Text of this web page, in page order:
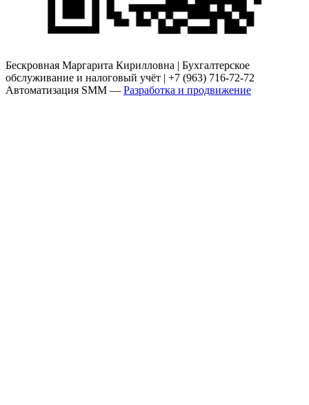
Бескровная Маргарита Кирилловна | Бухгалтерское
обслуживание и налоговый учёт | +7 (963) 716-72-72
Автоматизация SMM — Разработка и продвижение